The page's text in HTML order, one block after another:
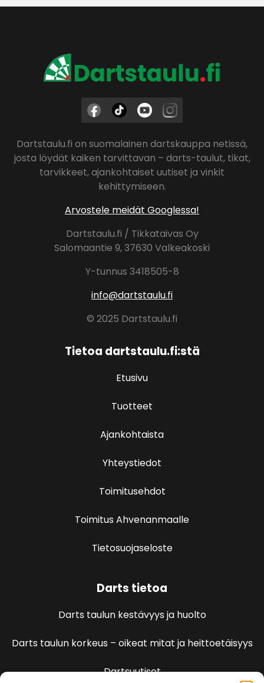
Dartstaulu.fi on suomalainen dartskauppa netissä,
josta löydät kaiken tarvittavan – darts-taulut, tikat,
tarvikkeet, ajankohtaiset uutiset ja vinkit
kehittymiseen.
Arvostele meidät Googlessa!
Dartstaulu.fi / Tikkataivas Oy
Salomaantie 9, 37630 Valkeakoski
Y-tunnus 3418505-8
info@dartstaulu.fi
© 2025 Dartstaulu.fi
Tietoa dartstaulu.fi:stä
Etusivu
Tuotteet
Ajankohtaista
Yhteystiedot
Toimitusehdot
Toimitus Ahvenanmaalle
Tietosuojaseloste
Darts tietoa
Darts taulun kestävyys ja huolto
Darts taulun korkeus – oikeat mitat ja heittoetäisyys
Dartsuutiset